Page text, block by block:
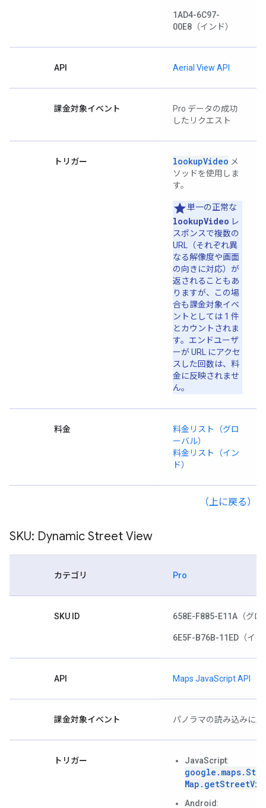
1AD4-6C97-
00E8 （インド）
API Aerial View API
課金対象イベント
Pro データの成功
したリクエスト
トリガー lookupVideo メ
ソッドを使用しま
す。
単一の正常な
lookupVideo レ
スポンスで複数の
URL（それぞれ異
なる解像度や画面
の向きに対応）が
返されることもあ
りますが、この場
合も課金対象イベ
ントとしては 1 件
とカウントされま
す。エンドユーザ
ーが URL にアクセ
スした回数は、料
金に反映されませ
ん。
料金
料金リスト（グロ
ーバル）
料金リスト（イン
ド）
（上に戻る）
SKU: Dynamic Street View
カテゴリ Pro
SKU ID 658E-F885-E11A （グ
6E5F-B76B-11ED （イ
API Maps JavaScript API
課金対象イベント パノラマの読み込みに
トリガー JavaScript:
Android :